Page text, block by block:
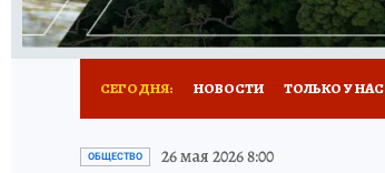
СЕГОДНЯ: НОВОСТИ ТОЛЬКО У НАС
ИСПЫТАНО НА СЕБЕ
ОБЩЕСТВО 26 мая 2026 8:00